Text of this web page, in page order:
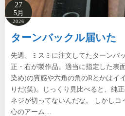
27
5月
2026
ターンバックル届いた
先週、ミスミに注文してたターンバ
正・右が製作品。適当に指定した表
染め)の質感や六角の角のRとかはイ
りだ(笑)。じっくり見比べると、純
ネジが切ってないんだな。 しかしコ
心のアーム…